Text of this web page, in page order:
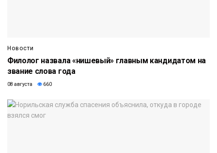
Новости
Филолог назвала «нишевый» главным кандидатом на
звание слова года
08 августа 660